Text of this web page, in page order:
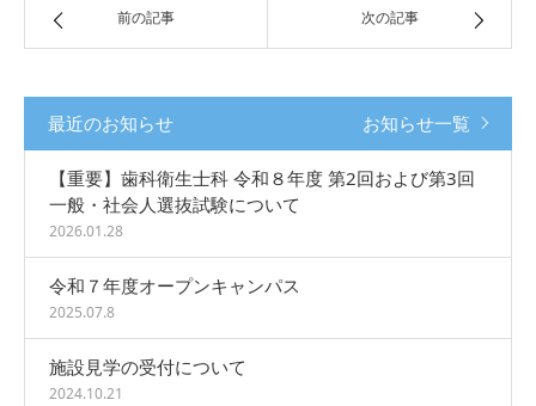
前の記事 次の記事
最近のお知らせ お知らせ一覧
【重要】歯科衛生士科 令和８年度 第2回および第3回
一般・社会人選抜試験について
2026.01.28
令和７年度オープンキャンパス
2025.07.8
施設見学の受付について
2024.10.21